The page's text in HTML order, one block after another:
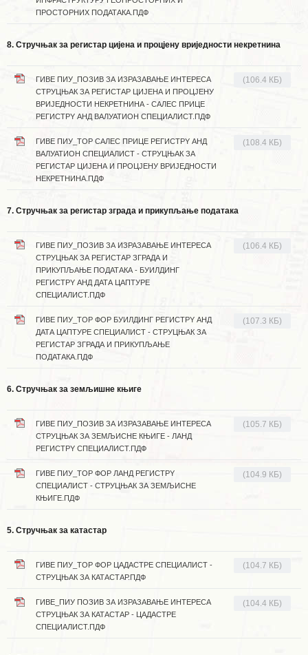
ПРОСТОРНИХ ПОДАТАКА.ПДФ
8. Стручњак за регистар цијена и процјену вриједности некретнина
ГИВЕ ПИУ_ПОЗИВ ЗА ИЗРАЗАВАЊЕ ИНТЕРЕСА
СТРУЦЊАК ЗА РЕГИСТАР ЦИЈЕНА И ПРОЦЈЕНУ
ВРИЈЕДНОСТИ НЕКРЕТНИНА - САЛЕС ПРИЦЕ
РЕГИСТРY АНД ВАЛУАТИОН СПЕЦИАЛИСТ.ПДФ
(106.4 КБ)
ГИВЕ ПИУ_ТОР САЛЕС ПРИЦЕ РЕГИСТРY АНД
ВАЛУАТИОН СПЕЦИАЛИСТ - СТРУЦЊАК ЗА
РЕГИСТАР ЦИЈЕНА И ПРОЦЈЕНУ ВРИЈЕДНОСТИ
НЕКРЕТНИНА.ПДФ
(108.4 КБ)
7. Стручњак за регистар зграда и прикупљање података
ГИВЕ ПИУ_ПОЗИВ ЗА ИЗРАЗАВАЊЕ ИНТЕРЕСА
СТРУЦЊАК ЗА РЕГИСТАР ЗГРАДА И
ПРИКУПЉАЊЕ ПОДАТАКА - БУИЛДИНГ
РЕГИСТРY АНД ДАТА ЦАПТУРЕ
СПЕЦИАЛИСТ.ПДФ
(106.4 КБ)
ГИВЕ ПИУ_ТОР ФОР БУИЛДИНГ РЕГИСТРY АНД
ДАТА ЦАПТУРЕ СПЕЦИАЛИСТ - СТРУЦЊАК ЗА
РЕГИСТАР ЗГРАДА И ПРИКУПЉАЊЕ
ПОДАТАКА.ПДФ
(107.3 КБ)
6. Стручњак за земљишне књиге
ГИВЕ ПИУ_ПОЗИВ ЗА ИЗРАЗАВАЊЕ ИНТЕРЕСА
СТРУЦЊАК ЗА ЗЕМЉИСНЕ КЊИГЕ - ЛАНД
РЕГИСТРY СПЕЦИАЛИСТ.ПДФ
(105.7 КБ)
ГИВЕ ПИУ_ТОР ФОР ЛАНД РЕГИСТРY
СПЕЦИАЛИСТ - СТРУЦЊАК ЗА ЗЕМЉИСНЕ
КЊИГЕ.ПДФ
(104.9 КБ)
5. Стручњак за катастар
ГИВЕ ПИУ_ТОР ФОР ЦАДАСТРЕ СПЕЦИАЛИСТ -
СТРУЦЊАК ЗА КАТАСТАР.ПДФ
(104.7 КБ)
ГИВЕ_ПИУ ПОЗИВ ЗА ИЗРАЗАВАЊЕ ИНТЕРЕСА
СТРУЦЊАК ЗА КАТАСТАР - ЦАДАСТРЕ
СПЕЦИАЛИСТ.ПДФ
(104.4 КБ)